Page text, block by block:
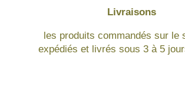
Livraisons
les produits commandés sur le
expédiés et livrés sous 3 à 5